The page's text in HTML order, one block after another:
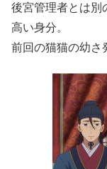
後宮管理者とは別
高い身分。
前回の猫猫の幼さ